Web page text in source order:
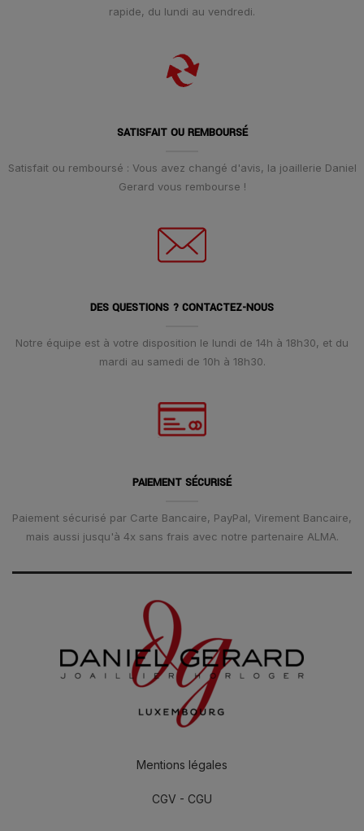
rapide, du lundi au vendredi.
SATISFAIT OU REMBOURSÉ
Satisfait ou remboursé : Vous avez changé d'avis, la joaillerie Daniel
Gerard vous rembourse !
DES QUESTIONS ? CONTACTEZ-NOUS
Notre équipe est à votre disposition le lundi de 14h à 18h30, et du
mardi au samedi de 10h à 18h30.
PAIEMENT SÉCURISÉ
Paiement sécurisé par Carte Bancaire, PayPal, Virement Bancaire,
mais aussi jusqu'à 4x sans frais avec notre partenaire ALMA.
Mentions légales
CGV - CGU